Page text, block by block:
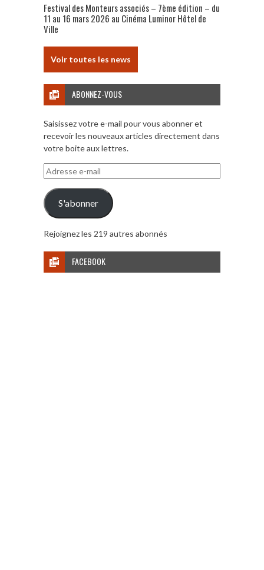
Festival des Monteurs associés – 7ème édition – du
11 au 16 mars 2026 au Cinéma Luminor Hôtel de
Ville
Voir toutes les news
ABONNEZ-VOUS
Saisissez votre e-mail pour vous abonner et
recevoir les nouveaux articles directement dans
votre boite aux lettres.
Adresse
e-
mail
S'abonner
Rejoignez les 219 autres abonnés
FACEBOOK